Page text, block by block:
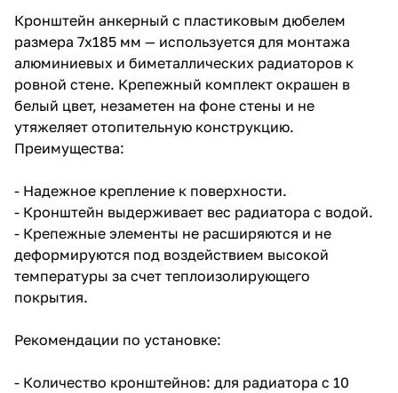
Кронштейн анкерный с пластиковым дюбелем
размера 7х185 мм — используется для монтажа
алюминиевых и биметаллических радиаторов к
ровной стене. Крепежный комплект окрашен в
белый цвет, незаметен на фоне стены и не
утяжеляет отопительную конструкцию.
Преимущества:
- Надежное крепление к поверхности.
- Кронштейн выдерживает вес радиатора с водой.
- Крепежные элементы не расширяются и не
деформируются под воздействием высокой
температуры за счет теплоизолирующего
покрытия.
Рекомендации по установке:
- Количество кронштейнов: для радиатора с 10